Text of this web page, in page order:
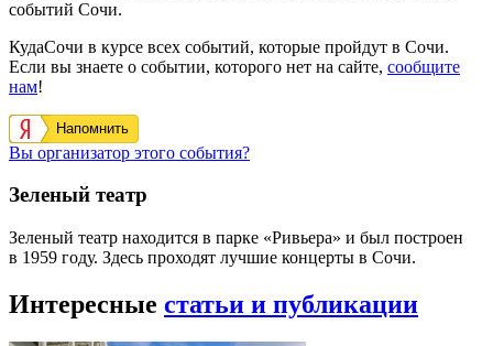
событий Сочи.
КудаСочи в курсе всех событий, которые пройдут в Сочи.
Если вы знаете о событии, которого нет на сайте, сообщите
нам!
Напомнить
Вы организатор этого события?
Зеленый театр
Зеленый театр находится в парке «Ривьера» и был построен
в 1959 году. Здесь проходят лучшие концерты в Сочи.
Интересные статьи и публикации